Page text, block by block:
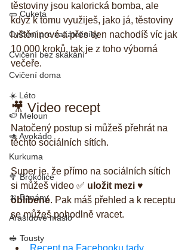
🥒 Cuketa
Cvičení pro začátečníky
Cvičení bez skákání
Cvičení doma
☀️ Léto
🍉 Meloun
🥑 Avokádo
Kurkuma
🥦 Brokolice
🍌 Banány
Arašídové máslo
🥪 Tousty
těstoviny jsou kalorická bomba, ale
když k tomu využiješ, jako já, těstoviny
luštěninové a přes den nachodíš víc jak
10 000 kroků, tak je z toho výborná
večeře.
🎥 Video recept
Natočený postup si můžeš přehrát na
těchto sociálních sítích.
Super je, že přímo na sociálních sítích
si můžeš video ✅ uložit mezi ♥️
oblíbené. Pak máš přehled a k receptu
se můžeš pohodlně vracet.